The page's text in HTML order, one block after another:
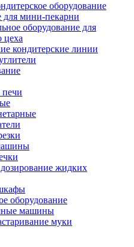
оборудование
для мини-пекарни
оборудование для
цеха
кондитерские линии
печи
жидких
оборудование
машины
муки